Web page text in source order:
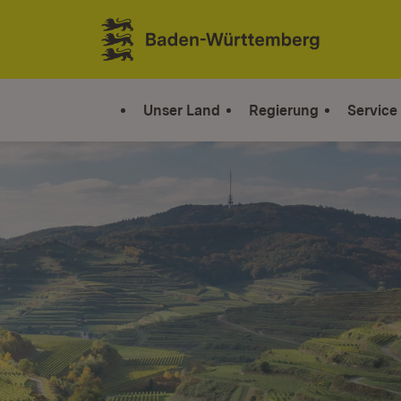
Zum Inhalt springen
Link zur Startseite
Unser Land Regierung Service